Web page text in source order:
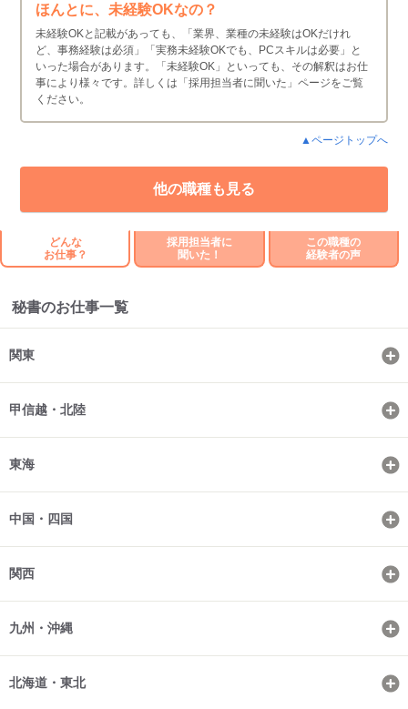
ほんとに、未経験OKなの？
未経験OKと記載があっても、「業界、業種の未経験はOKだけれ
ど、事務経験は必須」「実務未経験OKでも、PCスキルは必要」と
いった場合があります。「未経験OK」といっても、その解釈はお仕
事により様々です。詳しくは「採用担当者に聞いた」ページをご覧
ください。
▲ページトップへ
他の職種も見る
どんな
お仕事？
採用担当者に
聞いた！
この職種の
経験者の声
秘書のお仕事一覧
関東
甲信越・北陸
東海
中国・四国
関西
九州・沖縄
北海道・東北